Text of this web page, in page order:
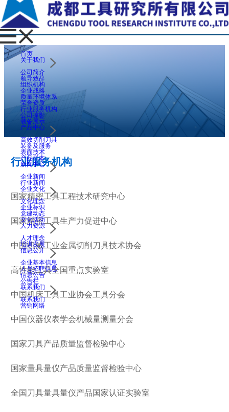
首页
关于我们
公司简介
领导致辞
组织机构
企业战略
质量环境体系
荣誉资质
行业服务机构
公司掠影
装备展示
产品中心
高效切削刀具
装备及服务
表面技术
产品样本
新闻中心
企业新闻
行业新闻
企业文化
文化理念
企业标识
党建动态
文化活动
人力资源
人才理念
培训发展
信息公开
企业基本信息
人员招聘信息
信息公告
公告栏
联系我们
联系我们
营销网络
行业服务机构
国家精密工具工程技术研究中心
国家精密工具生产力促进中心
中国机械工业金属切削刀具技术协会
高性能工具全国重点实验室
中国机床工具工业协会工具分会
中国仪器仪表学会机械量测量分会
国家刀具产品质量监督检验中心
国家量具量仪产品质量监督检验中心
全国刀具量具量仪产品国家认证实验室